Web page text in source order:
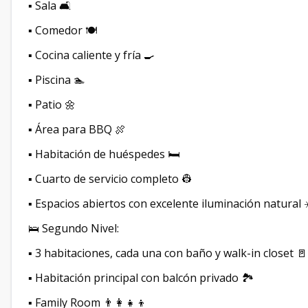
▪️ Sala 🛋️
▪️ Comedor 🍽️
▪️ Cocina caliente y fría 🍳
▪️ Piscina 🏊
▪️ Patio 🌼
▪️ Área para BBQ 🍖
▪️ Habitación de huéspedes 🛏️
▪️ Cuarto de servicio completo 👷
▪️ Espacios abiertos con excelente iluminación natural
🛌 Segundo Nivel:
▪️ 3 habitaciones, cada una con baño y walk-in closet 🚪
▪️ Habitación principal con balcón privado 🏞️
▪️ Family Room 👨‍👩‍👧‍👦